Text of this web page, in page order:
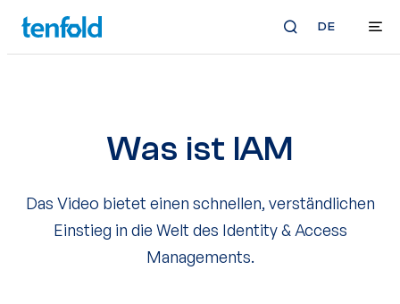
DE
Was ist IAM
Das Video bietet einen schnellen, verständlichen
Einstieg in die Welt des Identity & Access
Managements.